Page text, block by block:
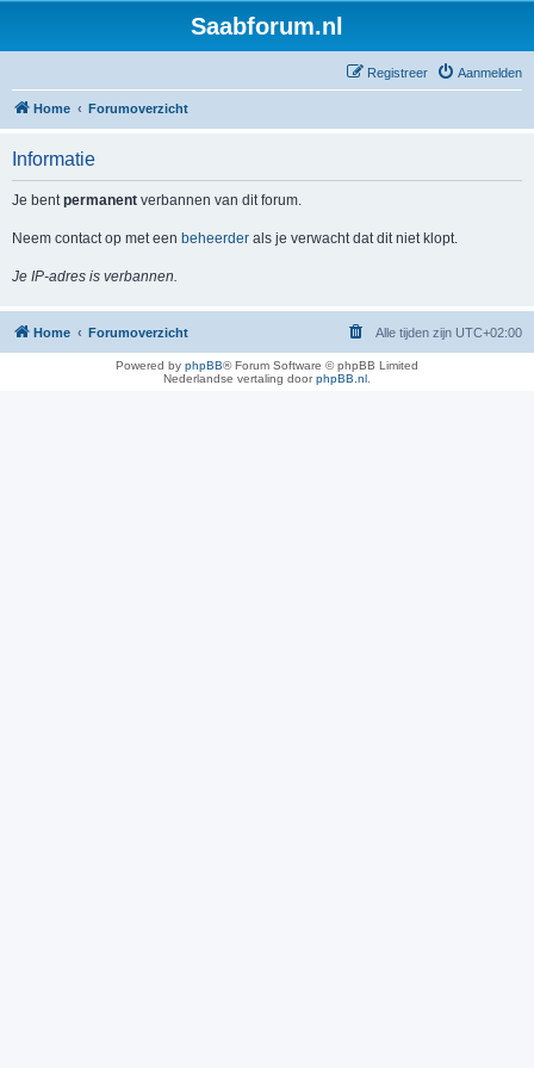
Saabforum.nl
Aanmelden
Registreer
Home Forumoverzicht
Informatie
Je bentpermanent verbannen van dit forum.
Neem contact op met een beheerder als je verwacht dat dit niet klopt.
Je IP-adres is verbannen.
Home Forumoverzicht Alle tijden zijn UTC+02:00
Powered by phpBB® Forum Software © phpBB Limited
Nederlandse vertaling doorphpBB.nl